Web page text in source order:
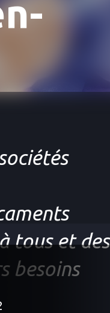
tous et des
besoins